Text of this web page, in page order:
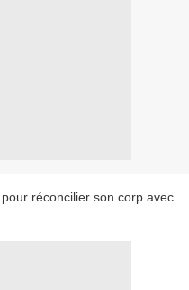
réconcilier son corp avec